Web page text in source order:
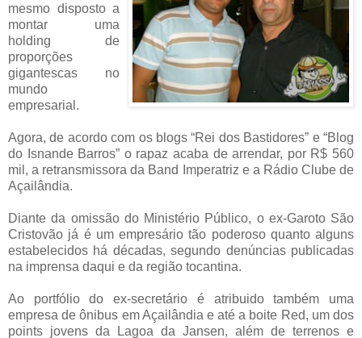
mesmo disposto a
montar uma
holding de
proporções
gigantescas no
mundo
empresarial.
Agora, de acordo com os blogs “Rei dos Bastidores” e “Blog
do Isnande Barros” o rapaz acaba de arrendar, por R$ 560
mil, a retransmissora da Band Imperatriz e a Rádio Clube de
Açailândia.
Diante da omissão do Ministério Público, o ex-Garoto São
Cristovão já é um empresário tão poderoso quanto alguns
estabelecidos há décadas, segundo denúncias publicadas
na imprensa daqui e da região tocantina.
Ao portfólio do ex-secretário é atribuido também uma
empresa de ônibus em Açailândia e até a boite Red, um dos
points jovens da Lagoa da Jansen, além de terrenos e